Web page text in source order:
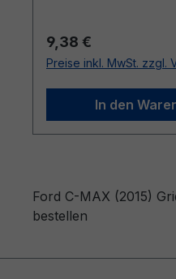
Regulärer Preis:
9,38 €
Preise inkl. MwSt. zzgl.
In den
Ford C-MAX (2015)
bestellen